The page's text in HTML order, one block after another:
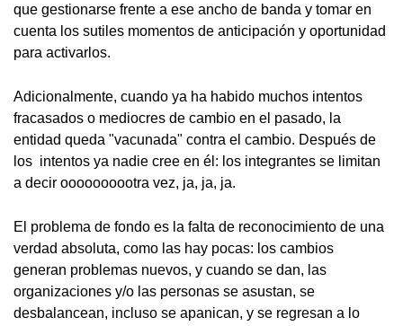
que gestionarse frente a ese ancho de banda y tomar en
cuenta los sutiles momentos de anticipación y oportunidad
para activarlos.
Adicionalmente, cuando ya ha habido muchos intentos
fracasados o mediocres de cambio en el pasado, la
entidad queda "vacunada" contra el cambio. Después de
los intentos ya nadie cree en él: los integrantes se limitan
a decir oooooooootra vez, ja, ja, ja.
El problema de fondo es la falta de reconocimiento de una
verdad absoluta, como las hay pocas: los cambios
generan problemas nuevos, y cuando se dan, las
organizaciones y/o las personas se asustan, se
desbalancean, incluso se apanican, y se regresan a lo